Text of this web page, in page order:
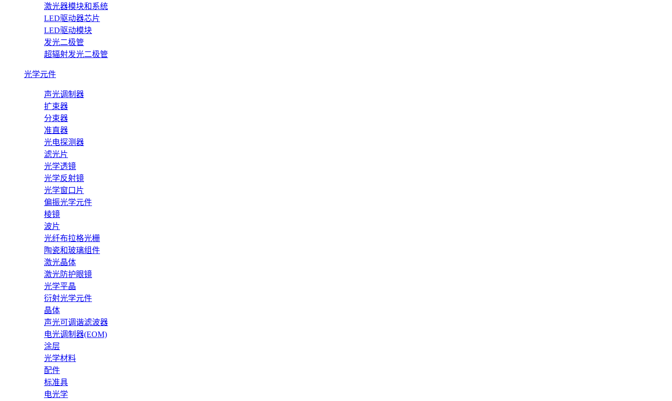
激光器模块和系统
LED驱动器芯片
LED驱动模块
发光二极管
超辐射发光二极管
光学元件
声光调制器
扩束器
分束器
准直器
光电探测器
滤光片
光学透镜
光学反射镜
光学窗口片
偏振光学元件
棱镜
波片
光纤布拉格光栅
陶瓷和玻璃组件
激光晶体
激光防护眼镜
光学平晶
衍射光学元件
晶体
声光可调谐滤波器
电光调制器(EOM)
涂层
光学材料
配件
标准具
电光学